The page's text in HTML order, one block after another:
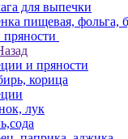
для выпечки
пищевая, фольга,
и пряности
корица
лук